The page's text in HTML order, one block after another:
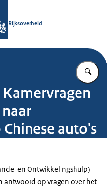
Rijksoverheid
auto's
en Ontwikkelingshulp)
antwoord op vragen over het